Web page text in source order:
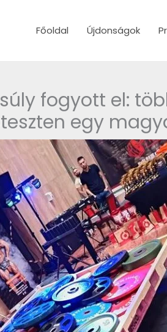
Főoldal Újdonságok
fogyott el:
egy